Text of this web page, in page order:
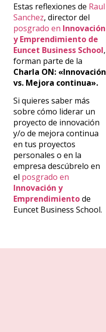
Estas reflexiones de Raul
Sanchez, director del
posgrado en Innovación
y Emprendimiento de
Euncet Business School,
forman parte de la
Charla ON: «Innovación
vs. Mejora continua».
Si quieres saber más
sobre cómo liderar un
proyecto de innovación
y/o de mejora continua
en tus proyectos
personales o en la
empresa descúbrelo en
el posgrado en
Innovación y
Emprendimientode
Euncet Business School.